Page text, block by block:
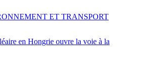
en Hongrie ouvre la voie à la
ET TRANSPORT